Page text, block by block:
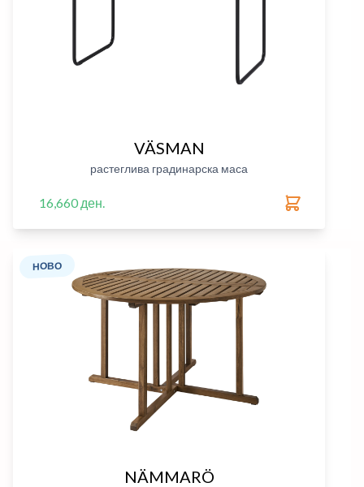
VÄSMAN
растеглива градинарска маса
16,660 ден.
НОВО
NÄMMARÖ